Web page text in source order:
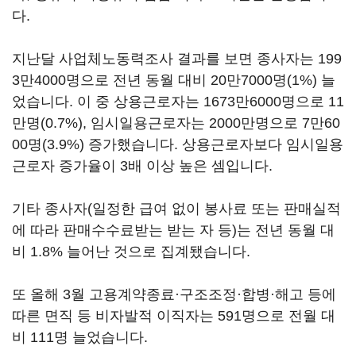
다.
지난달 사업체노동력조사 결과를 보면 종사자는 199
3만4000명으로 전년 동월 대비 20만7000명(1%) 늘
었습니다. 이 중 상용근로자는 1673만6000명으로 11
만명(0.7%), 임시일용근로자는 2000만명으로 7만60
00명(3.9%) 증가했습니다. 상용근로자보다 임시일용
근로자 증가율이 3배 이상 높은 셈입니다.
기타 종사자(일정한 급여 없이 봉사료 또는 판매실적
에 따라 판매수수료받는 받는 자 등)는 전년 동월 대
비 1.8% 늘어난 것으로 집계됐습니다.
또 올해 3월 고용계약종료·구조조정·합병·해고 등에
따른 면직 등 비자발적 이직자는 591명으로 전월 대
비 111명 늘었습니다.